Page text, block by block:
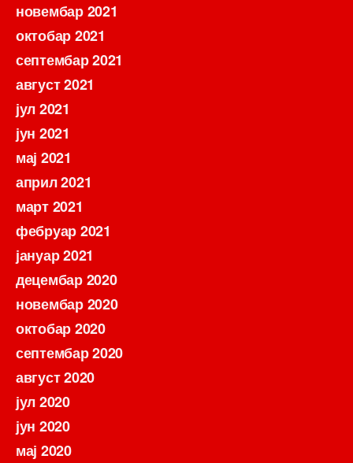
новембар 2021
октобар 2021
септембар 2021
август 2021
јул 2021
јун 2021
мај 2021
април 2021
март 2021
фебруар 2021
јануар 2021
децембар 2020
новембар 2020
октобар 2020
септембар 2020
август 2020
јул 2020
јун 2020
мај 2020